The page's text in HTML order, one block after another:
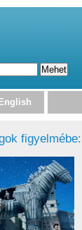
English
figyelmébe: